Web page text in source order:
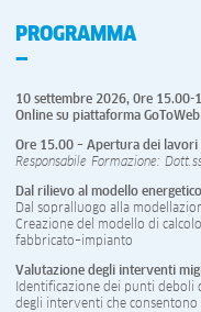
PROGRAMMA
10 settembre 2026, 0re 15.00-
Online su piattaforma
Ore 15.00 – Apertura dei
Responsabile Formazione:
Dal rilievo al modello
Dal sopralluogo alla
Creazione del modello di
fabbricato–impianto
Valutazione degli interventi
Identificazione dei punti deboli
degli interventi che